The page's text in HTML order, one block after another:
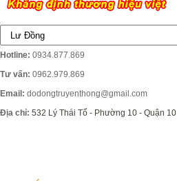
Hotline: 0934.877.869
Tư vấn: 0962.979.869
Email: dodongtruyenthong@gmail.com
Địa chỉ: 532 Lý Thái Tổ - Phường 10 - Quận 10